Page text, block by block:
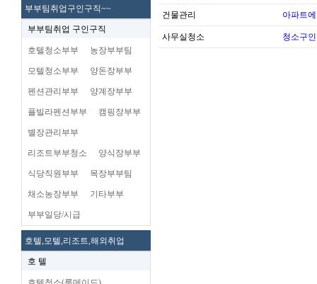
부부팀취업구인구직~~
부부팀취업 구인구직
호텔청소부부 농장부부팀
모텔청소부부 양돈장부부
펜션관리부부 양계장부부
플빌라펜션부부 캠핑장부부
별장관리부부
리조트부부청소 양식장부부
식당직원부부 목장부부팀
채소농장부부 기타부부
부부일당/시급
호텔,모텔,리조트,해외취업
호 텔
건물관리 아파트
사무실청소 청소구인